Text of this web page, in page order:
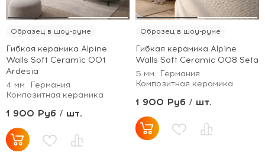
Образец в шоу-руме
Гибкая керамика Alpine
Walls Soft Ceramic 001
Ardesia
4 мм
Германия
Композитная керамика
1 900 Руб / шт.
Образец в шоу-руме
Гибкая керамика Alpine
Walls Soft Ceramic 008 Seta
5 мм
Германия
Композитная керамика
1 900 Руб / шт.